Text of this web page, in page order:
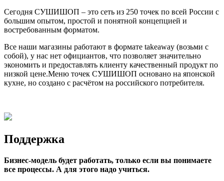
Сегодня СУШИШОП – это сеть из 250 точек по всей России с
большим опытом, простой и понятной концепцией и
востребованным форматом.
Все наши магазины работают в формате takeaway (возьми с
собой), у нас нет официантов, что позволяет значительно
экономить и предоставлять клиенту качественный продукт по
низкой цене.Меню точек СУШИШОП основано на японской
кухне, но создано с расчётом на российского потребителя.
Поддержка
Бизнес-модель будет работать, только если вы понимаете
все процессы. А для этого надо учиться.